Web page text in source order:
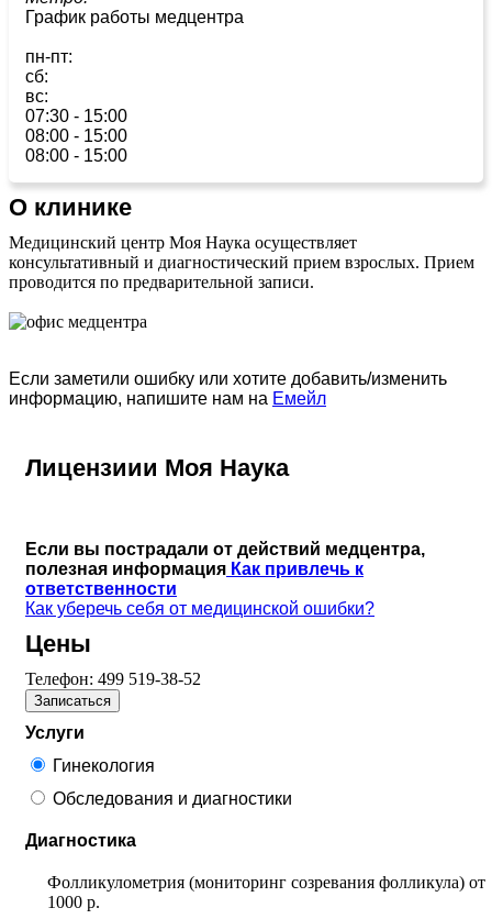
График работы медцентра
пн-пт:
сб:
вс:
07:30 - 15:00
08:00 - 15:00
08:00 - 15:00
О клинике
Медицинский центр Моя Наука осуществляет
консультативный и диагностический прием взрослых. Прием
проводится по предварительной записи.
Если заметили ошибку или хотите добавить/изменить
информацию, напишите нам на Емейл
Лицензиии Моя Наука
Если вы пострадали от действий медцентра,
полезная информация Как привлечь к
ответственности
Как уберечь себя от медицинской ошибки?
Цены
Телефон: 499 519-38-52
Записаться
Услуги
Гинекология
Обследования и диагностики
Диагностика
Фолликулометрия (мониторинг созревания фолликула) от
1000 р.